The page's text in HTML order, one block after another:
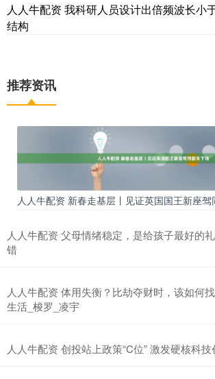
人人牛配资 我科研人员设计出倍频波长小
结构
推荐资讯
人人牛配资 新春走基层丨见证英国国王新座
人人牛配资 父母情绪稳定，是给孩子最好的
错
人人牛配资 体用失衡？比劫夺财时，该如何找
生活_梭罗_凌宇
人人牛配资 创投站上政策“C位” 激发硬核科